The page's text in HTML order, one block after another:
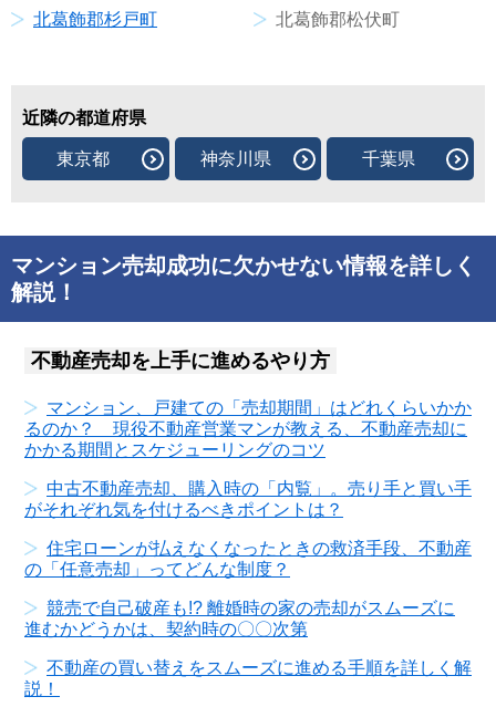
北葛飾郡杉戸町 北葛飾郡松伏町
近隣の都道府県
東京都 神奈川県 千葉県
マンション売却成功に欠かせない情報を詳しく
解説！
不動産売却を上手に進めるやり方
マンション、戸建ての「売却期間」はどれくらいかか
るのか？ 現役不動産営業マンが教える、不動産売却に
かかる期間とスケジューリングのコツ
中古不動産売却、購入時の「内覧」。売り手と買い手
がそれぞれ気を付けるべきポイントは？
住宅ローンが払えなくなったときの救済手段、不動産
の「任意売却」ってどんな制度？
競売で自己破産も!? 離婚時の家の売却がスムーズに
進むかどうかは、契約時の〇〇次第
不動産の買い替えをスムーズに進める手順を詳しく解
説！